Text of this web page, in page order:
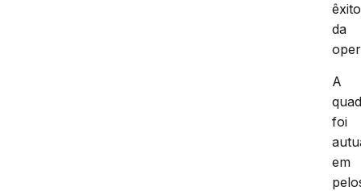
êxito
da
A
foi
em